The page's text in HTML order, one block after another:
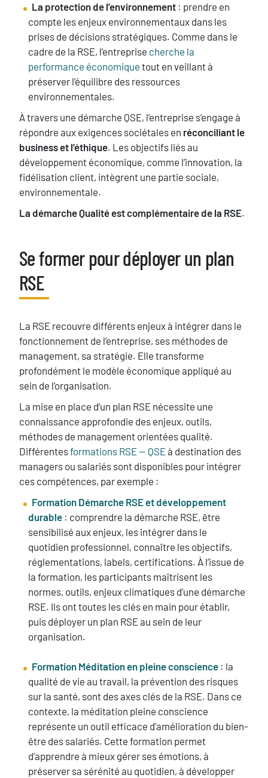
La protection de l’environnement: prendre en
compte les enjeux environnementaux dans les
prises de décisions stratégiques. Comme dans le
cadre de la RSE, l’entreprise cherche la
performance économique tout en veillant à
préserver l’équilibre des ressources
environnementales.
À travers une démarche QSE, l’entreprise s’engage à
répondre aux exigences sociétales en réconciliant le
business et l’éthique. Les objectifs liés au
développement économique, comme l’innovation, la
fidélisation client, intègrent une partie sociale,
environnementale.
La démarche Qualité est complémentaire de la RSE.
Titre
Se former pour déployer un plan
RSE
Texte
La RSE recouvre différents enjeux à intégrer dans le
fonctionnement de l’entreprise, ses méthodes de
management, sa stratégie. Elle transforme
profondément le modèle économique appliqué au
sein de l’organisation.
La mise en place d’un plan RSE nécessite une
connaissance approfondie des enjeux, outils,
méthodes de management orientées qualité.
Différentesformations RSE — QSEà destination des
managers ou salariés sont disponibles pour intégrer
ces compétences, par exemple :
Formation Démarche RSE et développement
durable : comprendre la démarche RSE, être
sensibilisé aux enjeux, les intégrer dans le
quotidien professionnel, connaître les objectifs,
réglementations, labels, certifications. À l’issue de
la formation, les participants maîtrisent les
normes, outils, enjeux climatiques d’une démarche
RSE. Ils ont toutes les clés en main pour établir,
puis déployer un plan RSE au sein de leur
organisation.
Formation Méditation en pleine conscience: la
qualité de vie au travail, la prévention des risques
sur la santé, sont des axes clés de la RSE. Dans ce
contexte, la méditation pleine conscience
représente un outil efficace d’amélioration du bien-
être des salariés. Cette formation permet
d’apprendre à mieux gérer ses émotions, à
préserver sa sérénité au quotidien, à développer